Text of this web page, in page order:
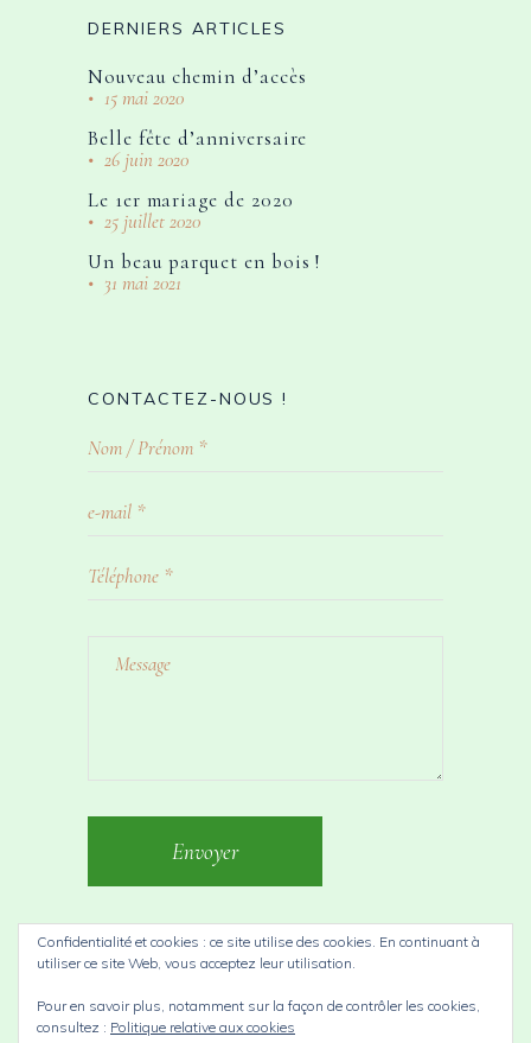
DERNIERS ARTICLES
Nouveau chemin d’accès
15 mai 2020
Belle fête d’anniversaire
26 juin 2020
Le 1er mariage de 2020
25 juillet 2020
Un beau parquet en bois !
31 mai 2021
CONTACTEZ-NOUS !
Envoyer
Site réalisé parSakoz.re–
Confidentialité et cookies : ce site utilise des cookies. En continuant à
utiliser ce site Web, vous acceptez leur utilisation.
Pour en savoir plus, notamment sur la façon de contrôler les cookies,
consultez : Politique relative aux cookies